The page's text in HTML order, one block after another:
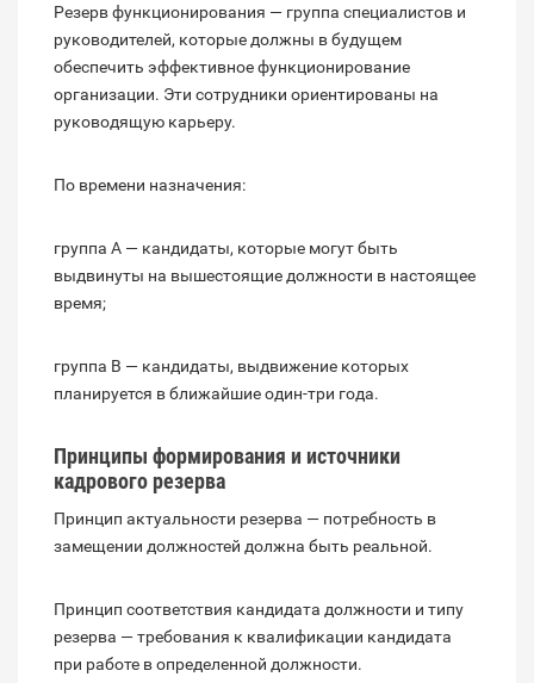
Резерв функционирования — группа специалистов и
руководителей, которые должны в будущем
обеспечить эффективное функционирование
организации. Эти сотрудники ориентированы на
руководящую карьеру.
По времени назначения:
группа А — кандидаты, которые могут быть
выдвинуты на вышестоящие должности в настоящее
время;
группа В — кандидаты, выдвижение которых
планируется в ближайшие один-три года.
Принципы формирования и источники
кадрового резерва
Принцип актуальности резерва — потребность в
замещении должностей должна быть реальной.
Принцип соответствия кандидата должности и типу
резерва — требования к квалификации кандидата
при работе в определенной должности.